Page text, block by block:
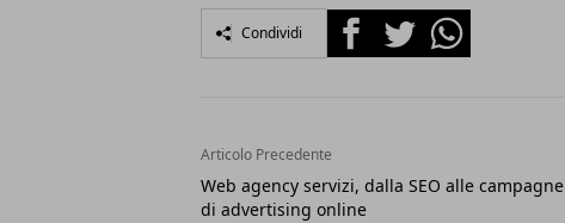
Condividi FacebookTwitterWhatsapp
Articolo Precedente
Web agency servizi, dalla SEO alle campagne
di advertising online